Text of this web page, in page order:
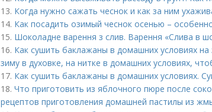
13. Когда нужно сажать чеснок и как за ним
14. Как посадить озимый чеснок осенью –
15. Шоколадне варення з слив. Варення «Слива в
16. Как сушить баклажаны в домашних условиях
зиму в духовке, на нитке в домашних условиях,
17. Как сушить баклажаны в домашних условиях.
18. Что приготовить из яблочного пюре после
рецептов приготовления домашней пастилы из